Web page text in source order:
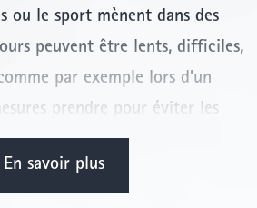
ou le sport mènent dans des
peuvent être lents, difficiles,
par exemple lors d’un
prendre pour éviter les
pour les soigner ou pour
Dans un langage clair et
En savoir plus